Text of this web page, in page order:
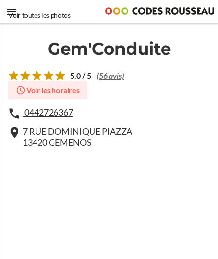
Voir toutes les photos
Gem'Conduite
5.0 / 5 (56 avis)
Voir les horaires
0442726367
7 RUE DOMINIQUE PIAZZA
13420 GEMENOS